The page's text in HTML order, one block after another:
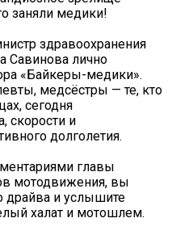
заняли медики!
здравоохранения
Савинова лично
«Байкеры-медики».
медсёстры — те, кто
сегодня
скорости и
долголетия.
главы
мотодвижения, вы
драйва и услышите
халат и мотошлем.